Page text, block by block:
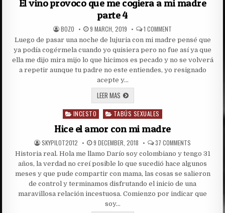
El vino provoco que me cogiera a mi madre
parte 4
AUTHOR:
BOZO PUBLISHED
DATE:
9 MARCH, 2019 1 COMMENT
VINO
PROVOCO
QUE
ME
COGIERA
A
Luego de pasar una noche de lujuria con mi madre pensé que
ya podía cogérmela cuando yo quisiera pero no fue así ya que
ella me dijo mira mijo lo que hicimos es pecado y no se volverá
a repetir aunque tu padre no este entiendes, yo resignado
acepte y…
LEER MASEL
VINO
PROVOCO
QUE
ME
COGIERA
A
MI
MADRE
PARTE
4
Posted
in
INCESTO TABÚS SEXUALES
Hice el amor con mi madre
AUTHOR:
SKYPILOT2012 PUBLISHED
DATE:
9 DECEMBER, 2018 37 COMMENTS
EL
CON
MI
MADRE
Historia real. Hola me llamo Darío soy colombiano y tengo 31
años, la verdad no creí posible lo que sucedió hace algunos
meses y que pude compartir con mama, las cosas se salieron
de control y terminamos disfrutando el inicio de una
maravillosa relación incestuosa. Comienzo por indicar que
soy…